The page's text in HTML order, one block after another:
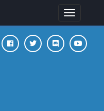
Toggle
navigation